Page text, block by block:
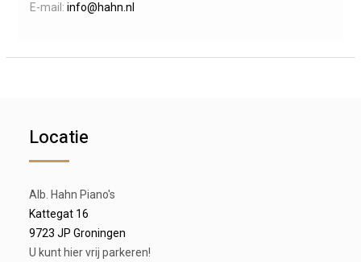
E-mail: info@hahn.nl
Locatie
Alb. Hahn Piano's
Kattegat 16
9723 JP Groningen
U kunt hier vrij parkeren!